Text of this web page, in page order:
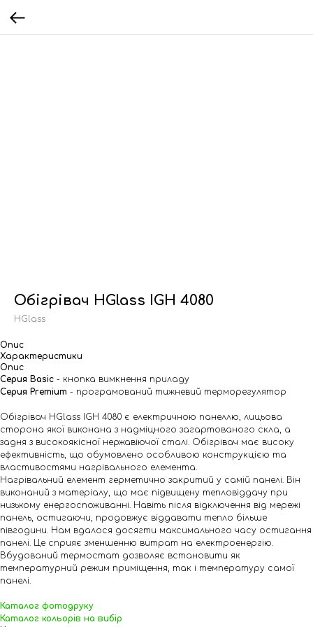
Обігрівач HGlass IGH 4080
HGlass
Опис
Характеристики
Опис
Серия Basic - кнопка вимкнення приладу
Серия Premium - програмований тижневий терморегулятор
Обігрівач HGlass IGH 4080 є електричною панеллю, лицьова
сторона якої виконана з надміцного загартованого скла, а
задня з високоякісної нержавіючої сталі. Обігрівач має високу
ефективність, що обумовлено особливою конструкцією та
властивостями нагрівального елемента.
Нагрівальний елемент герметично закритий у самій панелі. Він
виконаний з матеріалу, що має підвищену тепловіддачу при
низькому енергоспоживанні. Навіть після відключення від мережі
панель, остигаючи, продовжує віддавати тепло більше
півгодини. Нам вдалося досягти максимального часу остигання
панелі. Це сприяє зменшенню витрат на електроенергію.
Вбудований термостат дозволяє встановити як
температурний режим приміщення, так і температуру самої
панелі.
Каталог фотодруку
Каталог кольорів на вибір